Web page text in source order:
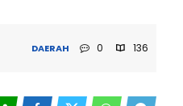
DAERAH 0 136